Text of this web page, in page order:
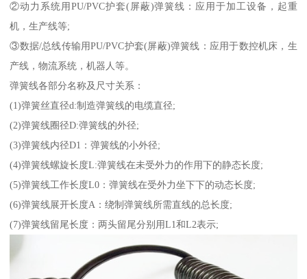
②动力系统用PU/PVC护套(屏蔽)弹簧线：应用于加工设备，起重
机，生产线等;
③数据/总线传输用PU/PVC护套(屏蔽)弹簧线：应用于数控机床，生
产线，物流系统，机器人等。
弹簧线各部分名称及尺寸关系：
(1)弹簧丝直径d:制造弹簧线的电缆直径;
(2)弹簧线圈径D:弹簧线的外径;
(3)弹簧线内径D1：弹簧线的小外径;
(4)弹簧线螺旋长度L:弹簧线在未受外力的作用下的静态长度;
(5)弹簧线工作长度L0：弹簧线在受外力坐下下的动态长度;
(6)弹簧线展开长度A：绕制弹簧线所需直线的总长度;
(7)弹簧线留尾长度：两头留尾分别用L1和L2表示;